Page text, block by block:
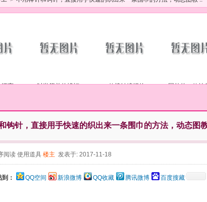
漂亮 时尚简单的蝙蝠 一款棒针编织的 国外的一款披
钩针，直接用手快速的织出来一条围巾的方法，动态图
阅读 使用道具 楼主 发表于: 2017-11-18
： QQ空间 新浪微博 QQ收藏 腾讯微博 百度搜藏